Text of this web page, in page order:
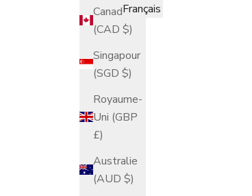
Canada
(CAD $)
Singapour
(SGD $)
Royaume-
Uni (GBP
£)
Australie
(AUD $)
Français